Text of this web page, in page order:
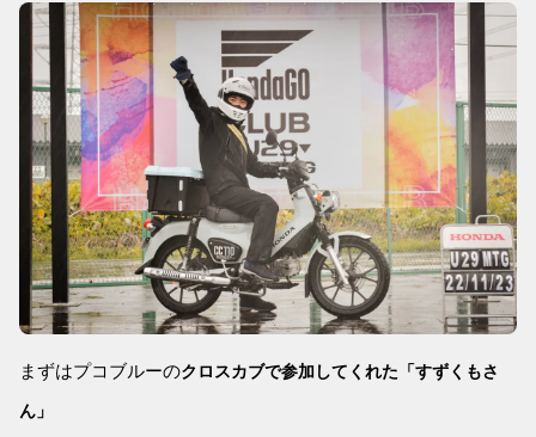
まずはプコブルーのクロスカブで参加してくれた「すずくもさ
ん」